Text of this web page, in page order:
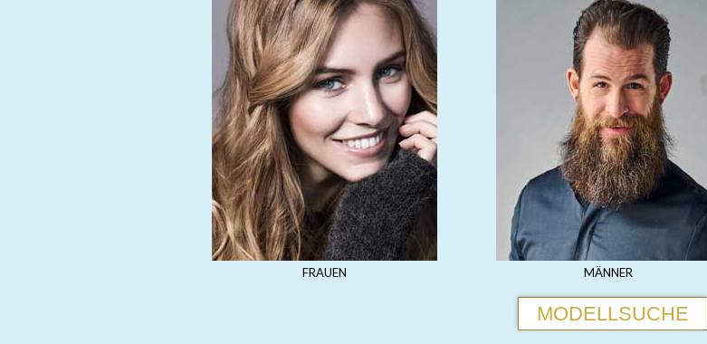
FRAUEN MÄNNER
MODELLSUCHE